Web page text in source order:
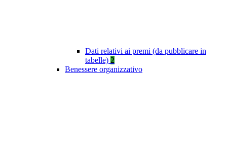
Dati relativi ai premi (da pubblicare in
tabelle) 2
Benessere organizzativo